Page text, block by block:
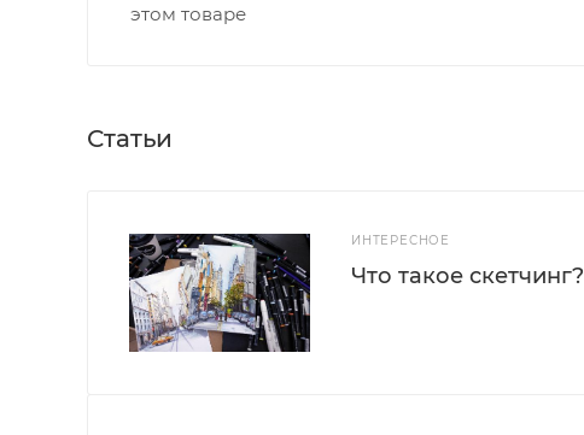
этом товаре
Статьи
ИНТЕРЕСНОЕ
Что такое скетчинг?